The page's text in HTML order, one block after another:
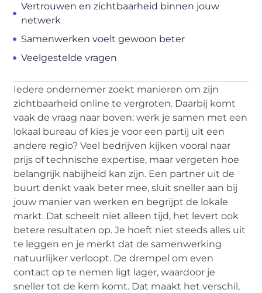
Vertrouwen en zichtbaarheid binnen jouw
netwerk
Samenwerken voelt gewoon beter
Veelgestelde vragen
Iedere ondernemer zoekt manieren om zijn
zichtbaarheid online te vergroten. Daarbij komt
vaak de vraag naar boven: werk je samen met een
lokaal bureau of kies je voor een partij uit een
andere regio? Veel bedrijven kijken vooral naar
prijs of technische expertise, maar vergeten hoe
belangrijk nabijheid kan zijn. Een partner uit de
buurt denkt vaak beter mee, sluit sneller aan bij
jouw manier van werken en begrijpt de lokale
markt. Dat scheelt niet alleen tijd, het levert ook
betere resultaten op. Je hoeft niet steeds alles uit
te leggen en je merkt dat de samenwerking
natuurlijker verloopt. De drempel om even
contact op te nemen ligt lager, waardoor je
sneller tot de kern komt. Dat maakt het verschil,